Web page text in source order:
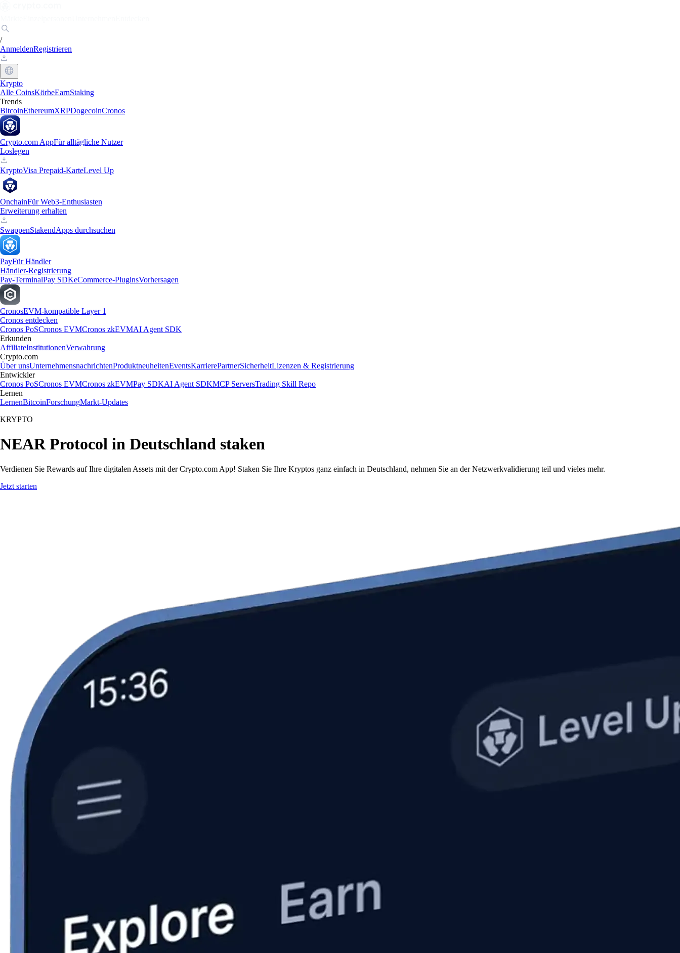
/
AnmeldenRegistrieren
Krypto
Alle CoinsKörbeEarnStaking
Trends
BitcoinEthereumXRPDogecoinCronos
Crypto.com AppFür alltägliche Nutzer
Loslegen
KryptoVisa Prepaid-KarteLevel Up
OnchainFür Web3-Enthusiasten
Erweiterung erhalten
SwappenStakendApps durchsuchen
PayFür Händler
Händler-Registrierung
Pay-TerminalPay SDKeCommerce-PluginsVorhersagen
CronosEVM-kompatible Layer 1
Cronos entdecken
Cronos PoSCronos EVMCronos zkEVMAI Agent SDK
Erkunden
AffiliateInstitutionenVerwahrung
Crypto.com
Über unsUnternehmensnachrichtenProduktneuheitenEventsKarrierePartnerSicherheitLizenzen & Registrierung
Entwickler
Cronos PoSCronos EVMCronos zkEVMPay SDKAI Agent SDKMCP ServersTrading Skill Repo
Lernen
LernenBitcoinForschungMarkt-Updates
KRYPTO
NEAR Protocol in Deutschland staken
Verdienen Sie Rewards auf Ihre digitalen Assets mit der Crypto.com App! Staken Sie Ihre Kryptos ganz einfach in Deutschland, nehmen Sie an der Netzwerkvalidierung teil und vieles mehr.
Jetzt starten